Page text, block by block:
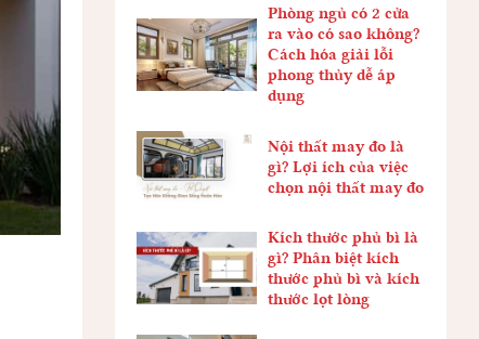
Phòng ngủ có 2 cửa
ra vào có sao không?
Cách hóa giải lỗi
phong thủy dễ áp
dụng
Nội thất may đo là
gì? Lợi ích của việc
chọn nội thất may đo
Kích thước phủ bì là
gì? Phân biệt kích
thước phủ bì và kích
thước lọt lòng